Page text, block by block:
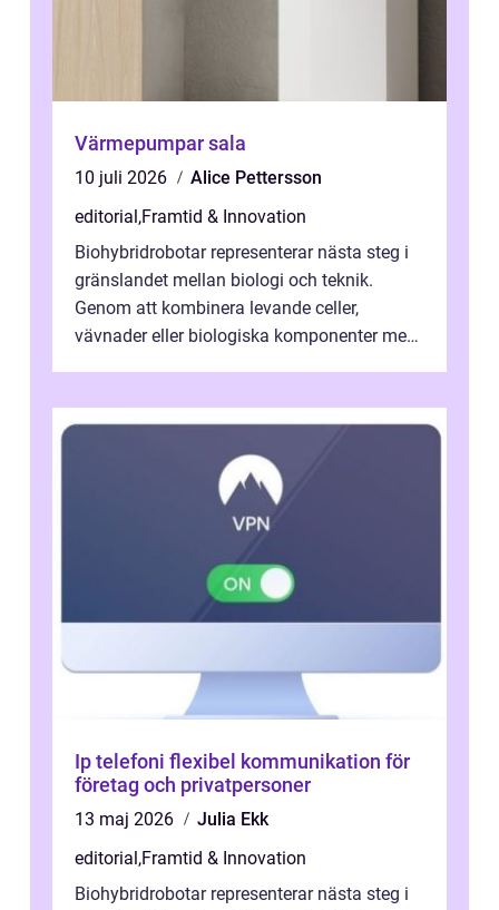
Värmepumpar sala
10 juli 2026
Alice Pettersson
editorial ,Framtid & Innovation
Biohybridrobotar representerar nästa steg i
gränslandet mellan biologi och teknik.
Genom att kombinera levande celler,
vävnader eller biologiska komponenter med
Ip telefoni flexibel kommunikation för
företag och privatpersoner
13 maj 2026
Julia Ekk
editorial ,Framtid & Innovation
Biohybridrobotar representerar nästa steg i